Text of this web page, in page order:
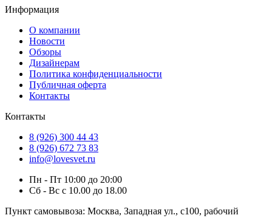
Информация
О компании
Новости
Обзоры
Дизайнерам
Политика конфиденциальности
Публичная оферта
Контакты
Контакты
8 (926) 300 44 43
8 (926) 672 73 83
info@lovesvet.ru
Пн - Пт 10:00 до 20:00
Сб - Вс с 10.00 до 18.00
Пункт самовывоза: Москва, Западная ул., с100, рабочий